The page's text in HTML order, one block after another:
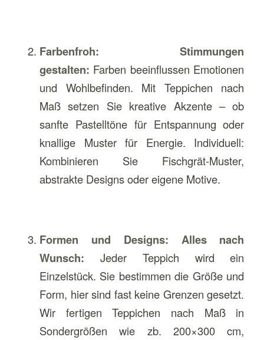
Farbenfroh: Stimmungen
gestalten: Farben beeinflussen Emotionen
und Wohlbefinden. Mit Teppichen nach
Maß setzen Sie kreative Akzente – ob
sanfte Pastelltöne für Entspannung oder
knallige Muster für Energie. Individuell:
Kombinieren Sie Fischgrät-Muster,
abstrakte Designs oder eigene Motive.
Formen und Designs: Alles nach
Wunsch: Jeder Teppich wird ein
Einzelstück. Sie bestimmen die Größe und
Form, hier sind fast keine Grenzen gesetzt.
Wir fertigen Teppichen nach Maß in
Sondergrößen wie zb. 200×300 cm,